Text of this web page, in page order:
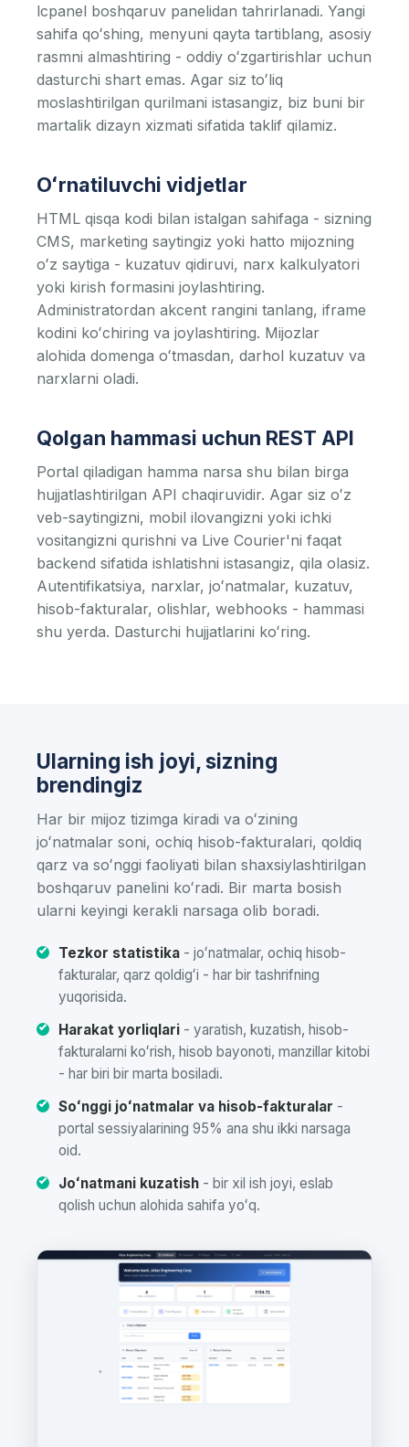
lcpanel boshqaruv panelidan tahrirlanadi. Yangi
sahifa qoʻshing, menyuni qayta tartiblang, asosiy
rasmni almashtiring - oddiy oʻzgartirishlar uchun
dasturchi shart emas. Agar siz toʻliq
moslashtirilgan qurilmani istasangiz, biz buni bir
martalik dizayn xizmati sifatida taklif qilamiz.
Oʻrnatiluvchi vidjetlar
HTML qisqa kodi bilan istalgan sahifaga - sizning
CMS, marketing saytingiz yoki hatto mijozning
oʻz saytiga - kuzatuv qidiruvi, narx kalkulyatori
yoki kirish formasini joylashtiring.
Administratordan akcent rangini tanlang, iframe
kodini koʻchiring va joylashtiring. Mijozlar
alohida domenga oʻtmasdan, darhol kuzatuv va
narxlarni oladi.
Qolgan hammasi uchun REST API
Portal qiladigan hamma narsa shu bilan birga
hujjatlashtirilgan API chaqiruvidir. Agar siz oʻz
veb-saytingizni, mobil ilovangizni yoki ichki
vositangizni qurishni va Live Courier'ni faqat
backend sifatida ishlatishni istasangiz, qila olasiz.
Autentifikatsiya, narxlar, joʻnatmalar, kuzatuv,
hisob-fakturalar, olishlar, webhooks - hammasi
shu yerda. Dasturchi hujjatlarini koʻring.
Ularning ish joyi, sizning
brendingiz
Har bir mijoz tizimga kiradi va oʻzining
joʻnatmalar soni, ochiq hisob-fakturalari, qoldiq
qarz va soʻnggi faoliyati bilan shaxsiylashtirilgan
boshqaruv panelini koʻradi. Bir marta bosish
ularni keyingi kerakli narsaga olib boradi.
Tezkor statistika - joʻnatmalar, ochiq hisob-
fakturalar, qarz qoldigʻi - har bir tashrifning
yuqorisida.
Harakat yorliqlari - yaratish, kuzatish, hisob-
fakturalarni koʻrish, hisob bayonoti, manzillar kitobi
- har biri bir marta bosiladi.
Soʻnggi joʻnatmalar va hisob-fakturalar -
portal sessiyalarining 95% ana shu ikki narsaga
oid.
Joʻnatmani kuzatish - bir xil ish joyi, eslab
qolish uchun alohida sahifa yoʻq.